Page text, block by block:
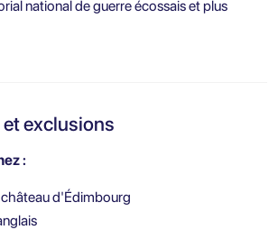
national de guerre écossais et plus
exclusions
:
d'Édimbourg